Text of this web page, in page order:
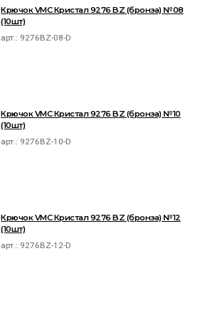
Крючок VMC Кристал 9276 BZ (бронза) №08
(10шт)
арт.: 9276BZ-08-D
Крючок VMC Кристал 9276 BZ (бронза) №10
(10шт)
арт.: 9276BZ-10-D
Крючок VMC Кристал 9276 BZ (бронза) №12
(10шт)
арт.: 9276BZ-12-D